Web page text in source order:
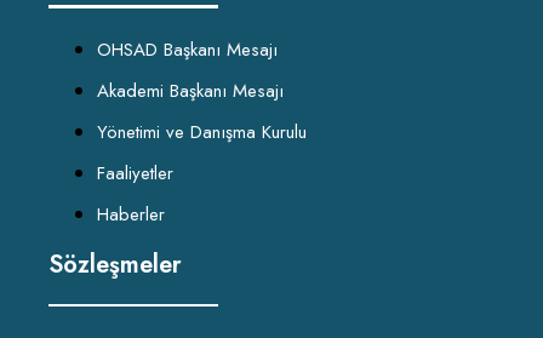
OHSAD Başkanı Mesajı
Akademi Başkanı Mesajı
Yönetimi ve Danışma Kurulu
Faaliyetler
Haberler
Sözleşmeler